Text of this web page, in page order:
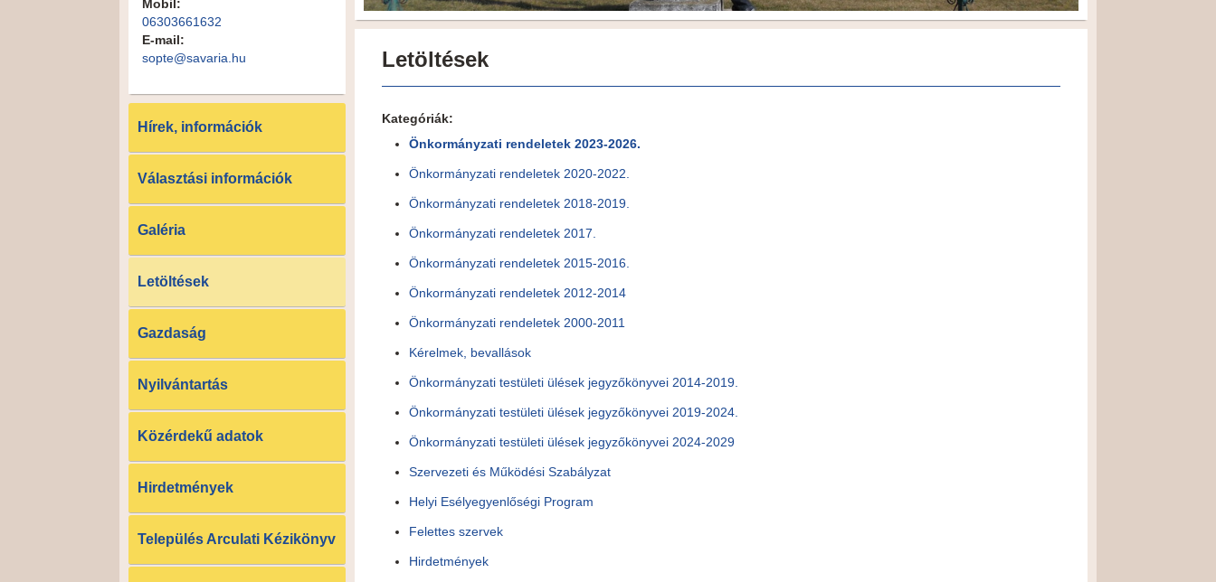
Mobil:
06303661632
E-mail:
sopte@savaria.hu
Hírek, információk
Választási információk
Galéria
Letöltések
Gazdaság
Nyilvántartás
Közérdekű adatok
Hirdetmények
Település Arculati Kézikönyv
Letöltések
Kategóriák:
Önkormányzati rendeletek 2023-2026.
Önkormányzati rendeletek 2020-2022.
Önkormányzati rendeletek 2018-2019.
Önkormányzati rendeletek 2017.
Önkormányzati rendeletek 2015-2016.
Önkormányzati rendeletek 2012-2014
Önkormányzati rendeletek 2000-2011
Kérelmek, bevallások
Önkormányzati testületi ülések jegyzőkönyvei 2014-2019.
Önkormányzati testületi ülések jegyzőkönyvei 2019-2024.
Önkormányzati testületi ülések jegyzőkönyvei 2024-2029
Szervezeti és Működési Szabályzat
Helyi Esélyegyenlőségi Program
Felettes szervek
Hirdetmények